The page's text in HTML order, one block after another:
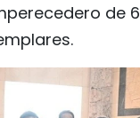
de